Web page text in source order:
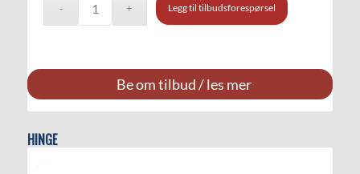
Legg til tilbudsforespørsel
Be om tilbud / les mer
HINGE